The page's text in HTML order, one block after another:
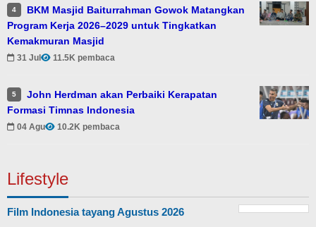
4
BKM Masjid Baiturrahman Gowok Matangkan
Program Kerja 2026–2029 untuk Tingkatkan
Kemakmuran Masjid
31 Jul 11.5K pembaca
5
John Herdman akan Perbaiki Kerapatan
Formasi Timnas Indonesia
04 Agu 10.2K pembaca
Lifestyle
Film Indonesia tayang Agustus 2026